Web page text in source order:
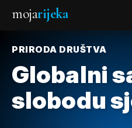
mojarijeka
PRIRODA DRUŠTVA
Globalni
slobodu